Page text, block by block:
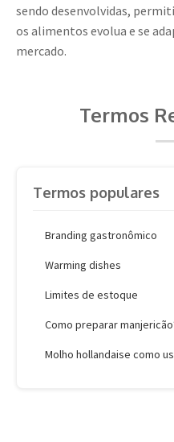
sendo desenvolvidas,
os alimentos evolua e se
mercado.
Termos
Termos populares
Branding gastronômico
Warming dishes
Limites de estoque
Como preparar
Molho hollandaise como